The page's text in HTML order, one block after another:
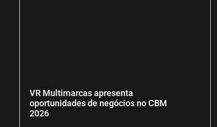
VR Multimarcas apresenta
oportunidades de negócios no CBM
2026